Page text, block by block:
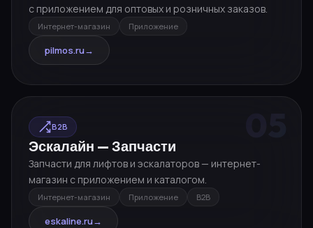
с приложением для оптовых и розничных заказов.
Интернет-магазин Приложение
pilmos.ru→
B2B
Эскалайн — Запчасти
Запчасти для лифтов и эскалаторов — интернет-
магазин с приложением и каталогом.
Интернет-магазин Приложение B2B
eskaline.ru→